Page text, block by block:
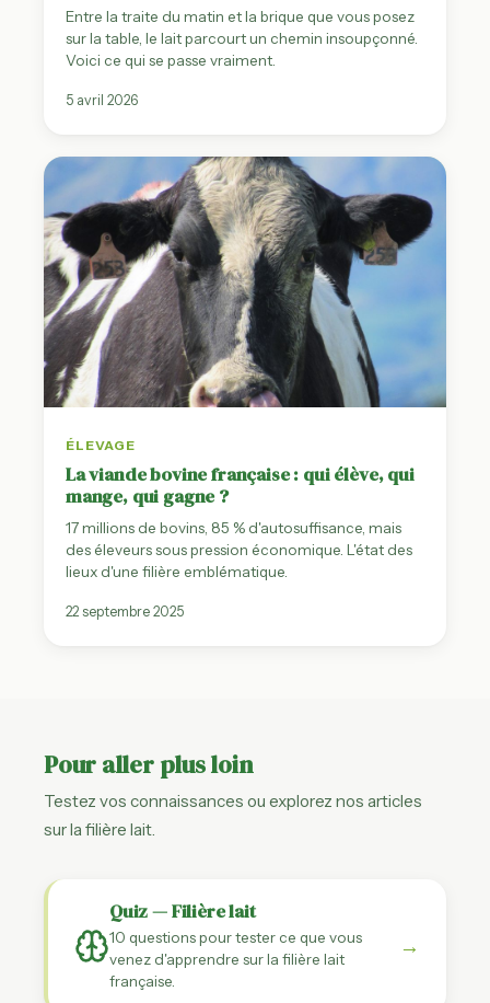
Entre la traite du matin et la brique que vous posez
sur la table, le lait parcourt un chemin insoupçonné.
Voici ce qui se passe vraiment.
5 avril 2026
ÉLEVAGE
La viande bovine française : qui élève, qui
mange, qui gagne ?
17 millions de bovins, 85 % d'autosuffisance, mais
des éleveurs sous pression économique. L'état des
lieux d'une filière emblématique.
22 septembre 2025
Pour aller plus loin
Testez vos connaissances ou explorez nos articles
sur la filière lait.
Quiz — Filière lait
10 questions pour tester ce que vous
venez d'apprendre sur la filière lait
française.
→